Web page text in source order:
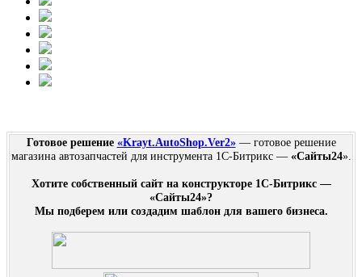
Готовое решение «Krayt.AutoShop.Ver2»— готовое решение
магазина автозапчастей для инструмента 1С-Битрикс — «Сайты24».
Хотите собственный сайт на конструкторе 1С-Битрикс —
«Сайты24»?
Мы подберем или создадим шаблон для вашего бизнеса.